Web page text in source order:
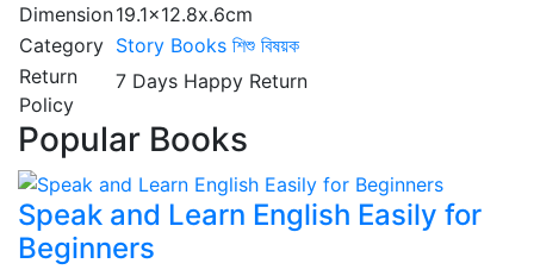
Dimension19.1x12.8x.6cm
Category Story Books শিশু বিষয়ক
Return
Policy
7 Days Happy Return
Popular Books
Speak and Learn English Easily for
Beginners